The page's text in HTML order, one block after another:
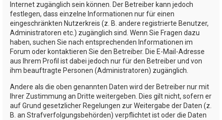
Internet zugänglich sein können. Der Betreiber kann jedoch
festlegen, dass einzelne Informationen nur für einen
eingeschränkten Nutzerkreis (z. B. andere registrierte Benutzer,
Administratoren etc.) zugänglich sind. Wenn Sie Fragen dazu
haben, suchen Sie nach entsprechenden Informationen im
Forum oder kontaktieren Sie den Betreiber. Die E-Mail-Adresse
aus Ihrem Profil ist dabei jedoch nur für den Betreiber und von
ihm beauftragte Personen (Administratoren) zugänglich.
Andere als die oben genannten Daten wird der Betreiber nur mit
Ihrer Zustimmung an Dritte weitergeben. Dies gilt nicht, sofern er
auf Grund gesetzlicher Regelungen zur Weitergabe der Daten (z.
B. an Strafverfolgungsbehörden) verpflichtet ist oder die Daten